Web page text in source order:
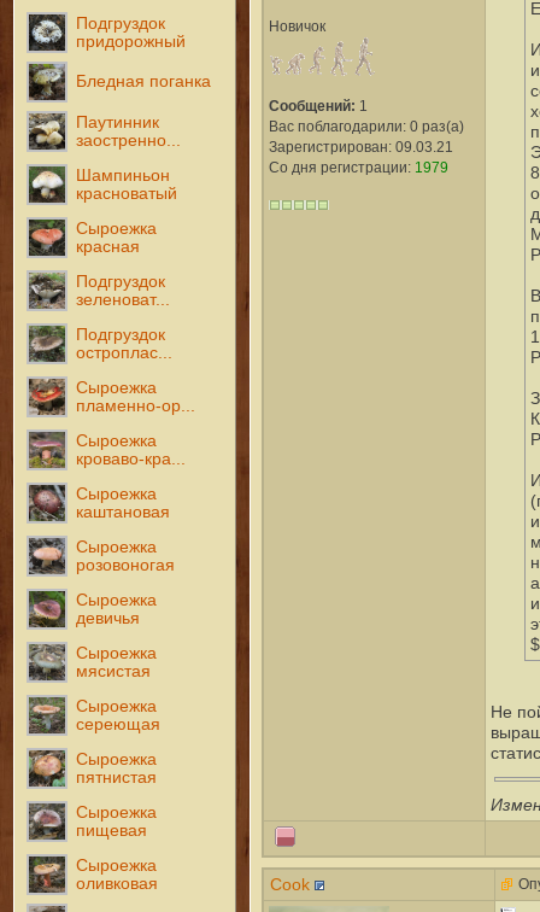
Подгруздок
придорожный
Бледная поганка
Паутинник
заостренно...
Шампиньон
красноватый
Сыроежка
красная
Подгруздок
зеленоват...
Подгруздок
остроплас...
Сыроежка
пламенно-ор...
Сыроежка
кроваво-кра...
Сыроежка
каштановая
Сыроежка
розовоногая
Сыроежка
девичья
Сыроежка
мясистая
Сыроежка
сереющая
Сыроежка
пятнистая
Сыроежка
пищевая
Сыроежка
оливковая
Новичок
Сообщений: 1
Вас поблагодарили: 0 раз(а)
Зарегистрирован: 09.03.21
Со дня регистрации: 1979
Не
Cook